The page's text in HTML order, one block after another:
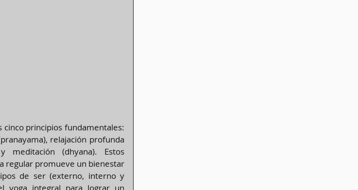
cinco principios fundamentales:
relajación profunda
meditación (dhyana). Estos
regular promueve un bienestar
de ser (externo, interno y
yoga integral para lograr un